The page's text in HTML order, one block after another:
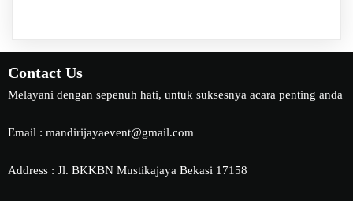
Contact Us
Melayani dengan sepenuh hati, untuk suksesnya acara penting anda
Email : mandirijayaevent@gmail.com
Address : Jl. BKKBN Mustikajaya Bekasi 17158